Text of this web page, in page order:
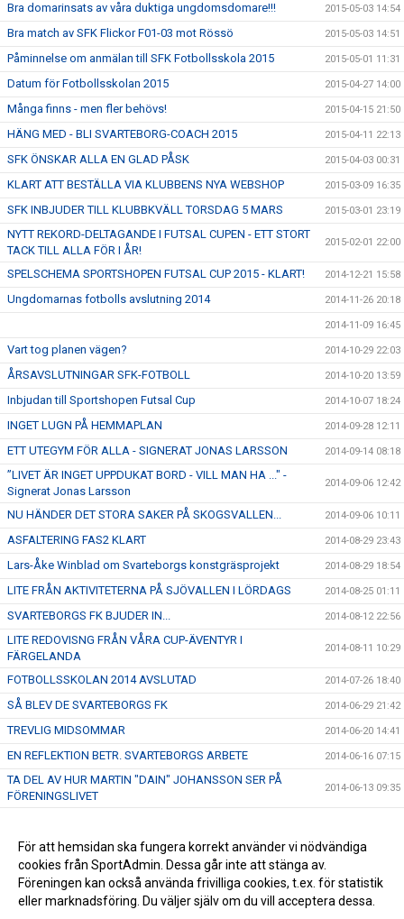
Bra domarinsats av våra duktiga ungdomsdomare!!! 2015-05-03 14:54
Bra match av SFK Flickor F01-03 mot Rössö 2015-05-03 14:51
Påminnelse om anmälan till SFK Fotbollsskola 2015 2015-05-01 11:31
Datum för Fotbollsskolan 2015 2015-04-27 14:00
Många finns - men fler behövs! 2015-04-15 21:50
HÄNG MED - BLI SVARTEBORG-COACH 2015 2015-04-11 22:13
SFK ÖNSKAR ALLA EN GLAD PÅSK 2015-04-03 00:31
KLART ATT BESTÄLLA VIA KLUBBENS NYA WEBSHOP 2015-03-09 16:35
SFK INBJUDER TILL KLUBBKVÄLL TORSDAG 5 MARS 2015-03-01 23:19
NYTT REKORD-DELTAGANDE I FUTSAL CUPEN - ETT STORT
TACK TILL ALLA FÖR I ÅR!
2015-02-01 22:00
SPELSCHEMA SPORTSHOPEN FUTSAL CUP 2015 - KLART! 2014-12-21 15:58
Ungdomarnas fotbolls avslutning 2014 2014-11-26 20:18
2014-11-09 16:45
Vart tog planen vägen? 2014-10-29 22:03
ÅRSAVSLUTNINGAR SFK-FOTBOLL 2014-10-20 13:59
Inbjudan till Sportshopen Futsal Cup 2014-10-07 18:24
INGET LUGN PÅ HEMMAPLAN 2014-09-28 12:11
ETT UTEGYM FÖR ALLA - SIGNERAT JONAS LARSSON 2014-09-14 08:18
”LIVET ÄR INGET UPPDUKAT BORD - VILL MAN HA ..." -
Signerat Jonas Larsson
2014-09-06 12:42
NU HÄNDER DET STORA SAKER PÅ SKOGSVALLEN... 2014-09-06 10:11
ASFALTERING FAS2 KLART 2014-08-29 23:43
Lars-Åke Winblad om Svarteborgs konstgräsprojekt 2014-08-29 18:54
LITE FRÅN AKTIVITETERNA PÅ SJÖVALLEN I LÖRDAGS 2014-08-25 01:11
SVARTEBORGS FK BJUDER IN... 2014-08-12 22:56
LITE REDOVISNG FRÅN VÅRA CUP-ÄVENTYR I
FÄRGELANDA
2014-08-11 10:29
FOTBOLLSSKOLAN 2014 AVSLUTAD 2014-07-26 18:40
SÅ BLEV DE SVARTEBORGS FK 2014-06-29 21:42
TREVLIG MIDSOMMAR 2014-06-20 14:41
EN REFLEKTION BETR. SVARTEBORGS ARBETE 2014-06-16 07:15
TA DEL AV HUR MARTIN "DAIN" JOHANSSON SER PÅ
FÖRENINGSLIVET
2014-06-13 09:35
HÅLL UTKIK! 2014-06-06 21:40
LYCKAD INVIGNING AV SPARPLAN 2014-04-30 11:34
För att hemsidan ska fungera korrekt använder vi nödvändiga
cookies från SportAdmin. Dessa går inte att stänga av.
Föreningen kan också använda frivilliga cookies, t.ex. för statistik
eller marknadsföring. Du väljer själv om du vill acceptera dessa.